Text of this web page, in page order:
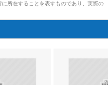
所在することを表すものであり、実際の